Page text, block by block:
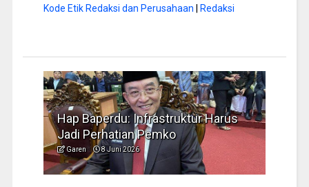
Kode Etik Redaksi dan Perusahaan
Redaksi
Hap Baperdu: Infrastruktur Harus
Jadi Perhatian Pemko
Garen 8 Juni 2026